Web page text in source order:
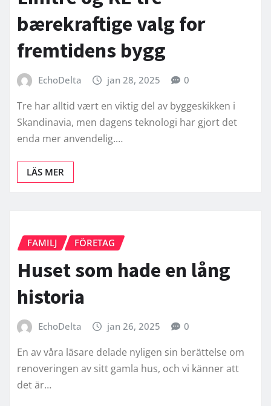
bærekraftige valg for
fremtidens bygg
EchoDelta jan 28, 2025 0
Tre har alltid vært en viktig del av byggeskikken i
Skandinavia, men dagens teknologi har gjort det
enda mer anvendelig.…
LÄS MER
FAMILJ FÖRETAG
Huset som hade en lång
historia
EchoDelta jan 26, 2025 0
En av våra läsare delade nyligen sin berättelse om
renoveringen av sitt gamla hus, och vi känner att
det är…